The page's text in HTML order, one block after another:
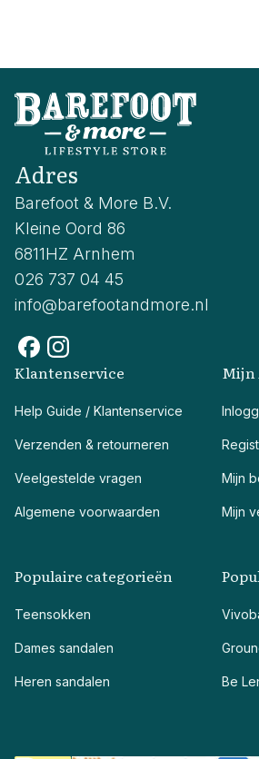
Adres
Barefoot & More B.V.
Kleine Oord 86
6811HZ Arnhem
026 737 04 45
info@barefootandmore.nl
Klantenservice
Help Guide / Klantenservice
Verzenden & retourneren
Veelgestelde vragen
Algemene voorwaarden
Mijn
Mijn
Mijn
Populaire categorieën
Teensokken
Dames sandalen
Heren sandalen Be